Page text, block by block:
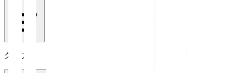
クラブ